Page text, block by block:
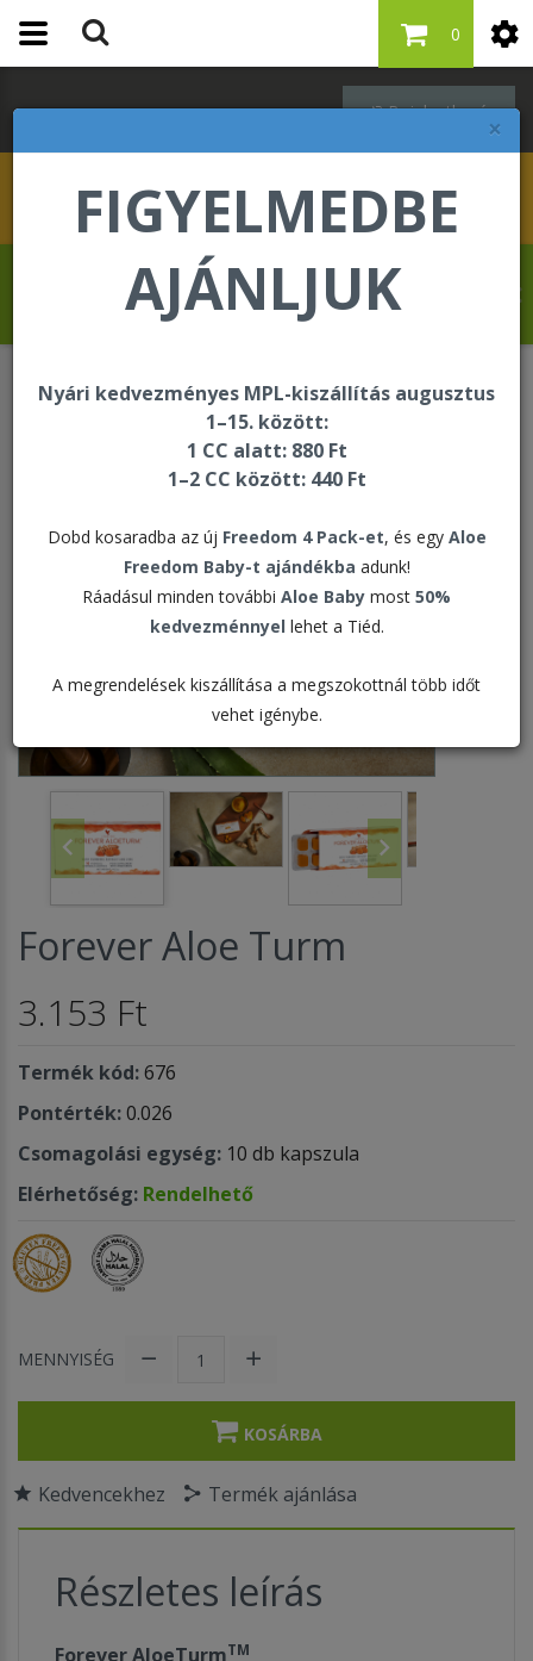
×
FIGYELMEDBE
AJÁNLJUK
Nyári kedvezményes MPL-kiszállítás augusztus
1–15. között:
1 CC alatt: 880 Ft
1–2 CC között: 440 Ft
Dobd kosaradba az új Freedom 4 Pack-et, és egy Aloe
Freedom Baby-t ajándékba adunk!
Ráadásul minden további Aloe Baby most 50%
kedvezménnyel lehet a Tiéd.
A megrendelések kiszállítása a megszokottnál több időt
vehet igénybe.
Bejelentkezés
0
Szabó Regina üdvözli Önt a Forever Living
internetes áruházában!
Pontértékes újdonságok
Forever Aloe Turm
Forever Aloe Turm
3.153 Ft
Termék kód:676
Pontérték:0.026
Csomagolási egység: 10 db kapszula
Elérhetőség: Rendelhető
MENNYISÉG
KOSÁRBA
Kedvencekhez Termék ajánlása
Részletes leírás
Forever AloeTurmTM